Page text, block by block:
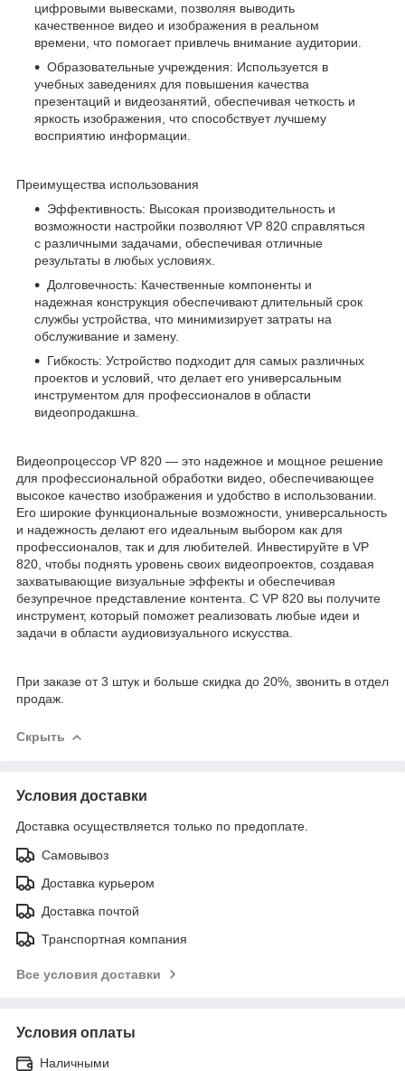
цифровыми вывесками, позволяя выводить
качественное видео и изображения в реальном
времени, что помогает привлечь внимание аудитории.
Образовательные учреждения: Используется в
учебных заведениях для повышения качества
презентаций и видеозанятий, обеспечивая четкость и
яркость изображения, что способствует лучшему
восприятию информации.
Преимущества использования
Эффективность: Высокая производительность и
возможности настройки позволяют VP 820 справляться
с различными задачами, обеспечивая отличные
результаты в любых условиях.
Долговечность: Качественные компоненты и
надежная конструкция обеспечивают длительный срок
службы устройства, что минимизирует затраты на
обслуживание и замену.
Гибкость: Устройство подходит для самых различных
проектов и условий, что делает его универсальным
инструментом для профессионалов в области
видеопродакшна.
Видеопроцессор VP 820 — это надежное и мощное решение
для профессиональной обработки видео, обеспечивающее
высокое качество изображения и удобство в использовании.
Его широкие функциональные возможности, универсальность
и надежность делают его идеальным выбором как для
профессионалов, так и для любителей. Инвестируйте в VP
820, чтобы поднять уровень своих видеопроектов, создавая
захватывающие визуальные эффекты и обеспечивая
безупречное представление контента. С VP 820 вы получите
инструмент, который поможет реализовать любые идеи и
задачи в области аудиовизуального искусства.
При заказе от 3 штук и больше скидка до 20%, звонить в отдел
продаж.
Скрыть
Условия доставки
Доставка осуществляется только по предоплате.
Самовывоз
Доставка курьером
Доставка почтой
Транспортная компания
Все условия доставки
Условия оплаты
Наличными